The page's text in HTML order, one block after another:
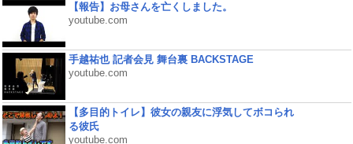
【報告】お母さんを亡くしました。
youtube.com
手越祐也 記者会見 舞台裏 BACKSTAGE
youtube.com
【多目的トイレ】彼女の親友に浮気してボコられ
る彼氏
youtube.com